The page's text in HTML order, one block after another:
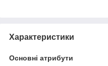
Характеристики
Основні атрибути